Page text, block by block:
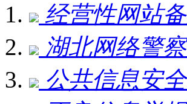
经营性网站
湖北网络警
公共信息安